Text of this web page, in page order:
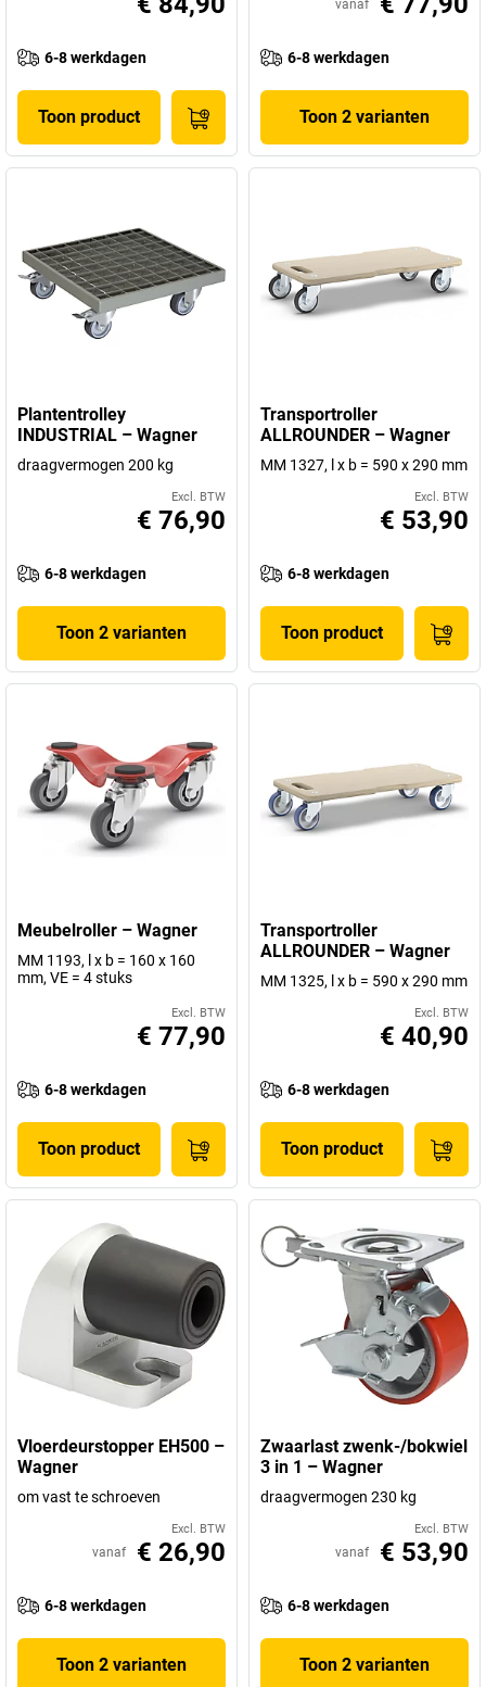
6-8 werkdagen
Toon product
vanaf
6-8 werkdagen
Toon 2 varianten
Plantentrolley
INDUSTRIAL – Wagner
draagvermogen 200 kg
Excl. BTW
€ 76,90
6-8 werkdagen
Toon 2 varianten
Transportroller
ALLROUNDER – Wagner
MM 1327, l x b = 590 x 290 mm
Excl. BTW
€ 53,90
6-8 werkdagen
Toon product
Meubelroller – Wagner
MM 1193, l x b = 160 x 160
mm, VE = 4 stuks
Excl. BTW
€ 77,90
6-8 werkdagen
Toon product
Transportroller
ALLROUNDER – Wagner
MM 1325, l x b = 590 x 290 mm
Excl. BTW
€ 40,90
6-8 werkdagen
Toon product
Vloerdeurstopper EH500 –
Wagner
om vast te schroeven
Excl. BTW
vanaf € 26,90
6-8 werkdagen
Toon 2 varianten
Zwaarlast zwenk-/bokwiel
3 in 1 – Wagner
draagvermogen 230 kg
Excl. BTW
vanaf € 53,90
6-8 werkdagen
Toon 2 varianten